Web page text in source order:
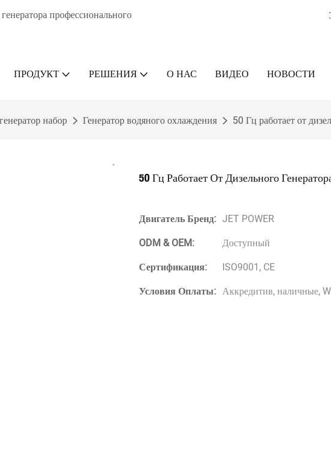
профессионального
ПРОДУКТ РЕШЕНИЯ О НАС ВИДЕО НОВОСТИ
набор Генератор водяного охлаждения 50 Гц работает от
50 Гц Работает От Дизельного
Двигатель Бренд: JET POWER
ODM & OEM:
Доступный
Сертификация:
ISO9001, CE
Условия Оплаты: Аккредитив, наличные,